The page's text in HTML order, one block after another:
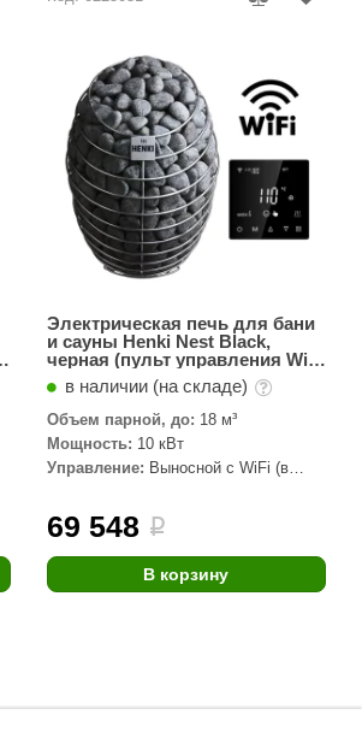
Электрическая печь для бани
и сауны Henki Nest Black,
черная (пульт управления Wi-
Fi в комплекте) 10 кВт
в наличии (на складе)
Объем парной, до: 18 м³
Мощность: 10 кВт
Управление: Выносной с WiFi (в
69 548 i
В корзину